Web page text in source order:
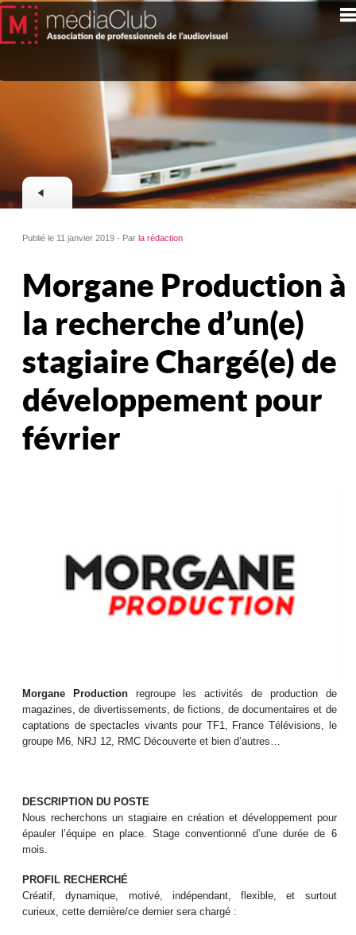
Publié le 11 janvier 2019 - Parla rédaction
Morgane Production à
la recherche d’un(e)
stagiaire Chargé(e) de
développement pour
février
Morgane Productionregroupe les activités de production de
magazines, de divertissements, de fictions, de documentaires et de
captations de spectacles vivants pour TF1, France Télévisions, le
groupe M6, NRJ 12, RMC Découverte et bien d’autres…
DESCRIPTION DU POSTE
Nous recherchons un stagiaire en création et développement pour
épauler l’équipe en place.Stageconventionné d’une durée de 6
mois.
PROFIL RECHERCHÉ
Créatif, dynamique, motivé, indépendant, flexible, et surtout
curieux, cette dernière/ce dernier sera chargé :